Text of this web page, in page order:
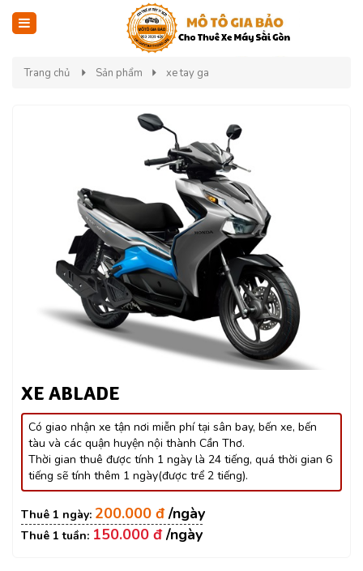
Trang chủ Sản phẩm xe tay ga
XE ABLADE
Có giao nhận xe tận nơi miễn phí tại sân bay, bến xe, bến
tàu và các quận huyện nội thành Cần Thơ.
Thời gian thuê được tính 1 ngày là 24 tiếng, quá thời gian 6
tiếng sẽ tính thêm 1 ngày(được trể 2 tiếng).
200.000 đ
150.000 đ